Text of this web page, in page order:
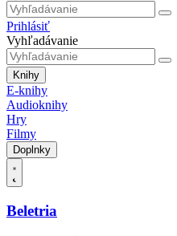
Prihlásiť
Vyhľadávanie
Knihy
E-knihy
Audioknihy
Hry
Filmy
Doplnky
Beletria